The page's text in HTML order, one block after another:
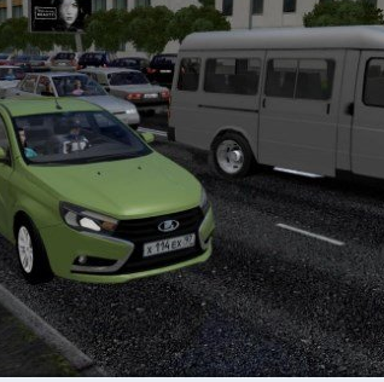
KINGDOM COME:
DELIVERANCE
бродилка